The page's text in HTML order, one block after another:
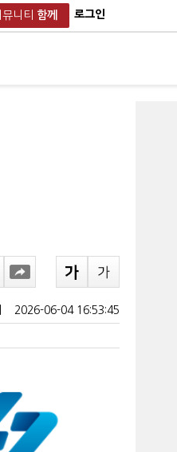
뮤니티 함께 로그인
2026-06-04 16:53:45